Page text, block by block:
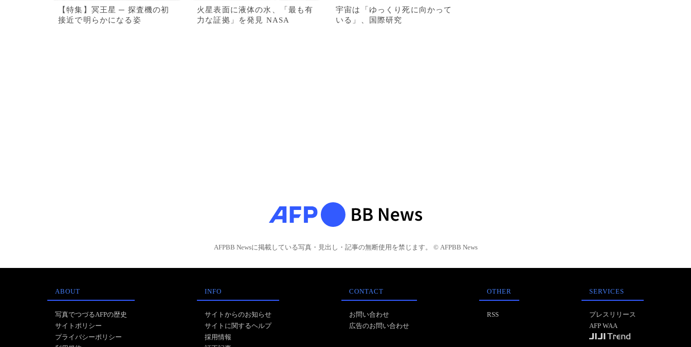
【特集】冥王星 ─ 探査機の初
接近で明らかになる姿
火星表面に液体の水、「最も有
力な証拠」を発見 NASA
宇宙は「ゆっくり死に向かって
いる」、国際研究
AFPBB Newsに掲載している写真・見出し・記事の無断使用を禁じます。 © AFPBB News
ABOUT
写真でつづるAFPの歴史
サイトポリシー
プライバシーポリシー
INFO
サイトからのお知らせ
サイトに関するヘルプ
採用情報
CONTACT
お問い合わせ
広告のお問い合わせ
OTHER
RSS
SERVICES
プレスリリース
AFP WAA